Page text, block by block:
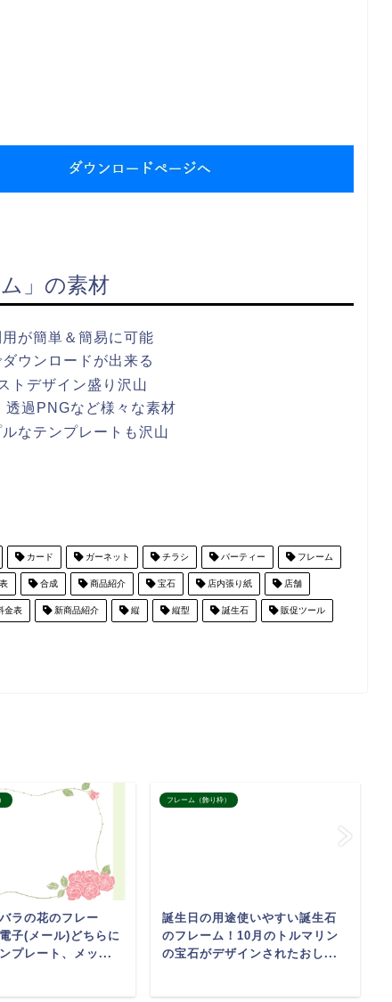
」の素材
が簡単＆簡易に可能
ウンロードが出来る
トデザイン盛り沢山
過PNGなど様々な素材
なテンプレートも沢山
カード ガーネット チラシ パーティー フレーム
合成 商品紹介 宝石 店内張り紙 店舗
金表 新商品紹介 縦 縦型 誕生石 販促ツール
ラの花のフレー
子(メール)どちらに
プレート、メッ...
フレーム（飾り枠）
誕生日の用途使いやすい誕生石
のフレーム！10月のトルマリン
の宝石がデザインされたおし...